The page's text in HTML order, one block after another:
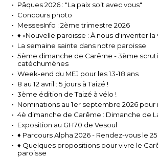
Pâques 2026 : "La paix soit avec vous"
Concours photo
MessesInfo : 2ème trimestre 2026
♦ «Nouvelle paroisse : À nous d'inventer la
La semaine sainte dans notre paroisse
5ème dimanche de Carême - 3ème
catéchumènes
Week-end du MEJ pour les 13-18 ans
8 au 12 avril : 5 jours à Taizé !
3ème édition de Taizé à vélo !
Nominations au 1er septembre 2026
4è dimanche de Carême : Dimanche de
Exposition au GH70 de Vesoul
♦ Parcours Alpha 2026 - Rendez-vous le
♦ Quelques propositions pour vivre le
paroisse